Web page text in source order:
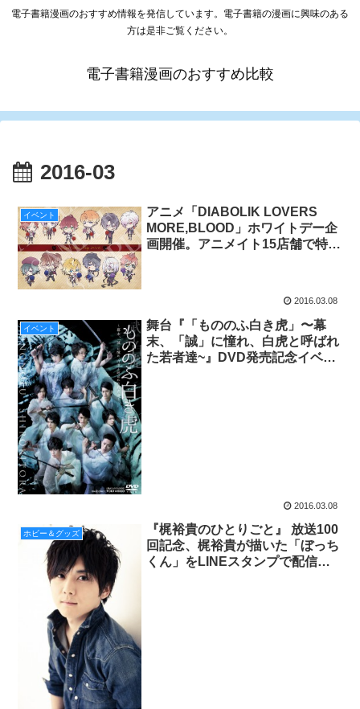
電子書籍漫画のおすすめ情報を発信しています。電子書籍の漫画に興味のある
方は是非ご覧ください。
電子書籍漫画のおすすめ比較
2016-03
イベント
アニメ「DIABOLIK LOVERS
MORE,BLOOD」ホワイトデー企
画開催。アニメイト15店舗で特製
2016.03.08
イベント
舞台『「もののふ白き虎」〜幕
末、「誠」に憧れ、白虎と呼ばれ
た若者達~』DVD発売記念イベン
2016.03.08
ホビー＆グッズ
『梶裕貴のひとりごと』 放送100
回記念、梶裕貴が描いた「ぼっち
くん」をLINEスタンプで配信開